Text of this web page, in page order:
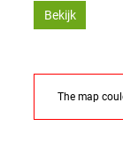
Bekijk
The map